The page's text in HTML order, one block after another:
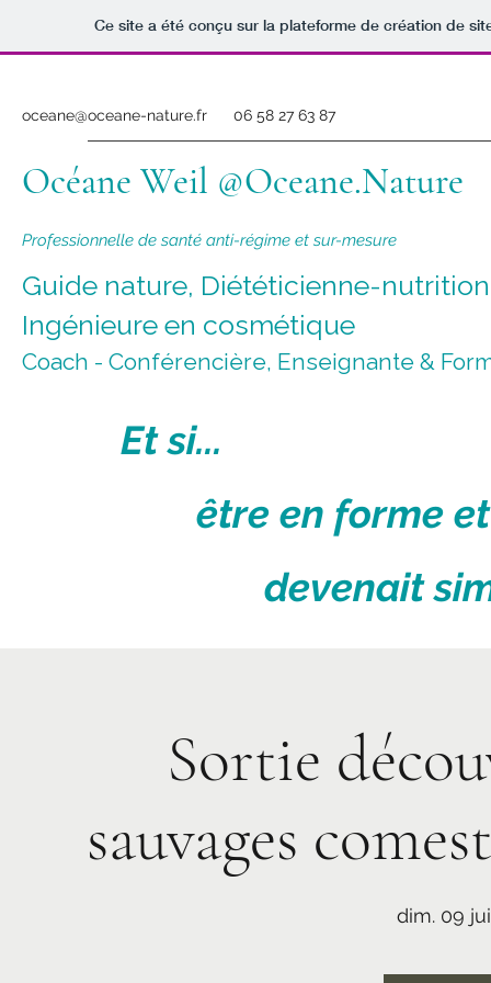
Ce site a été conçu sur la plateforme de création de
oceane@oceane-nature.fr 06 58 27 63 87
Océane Weil @Oceane.Nature
Professionnelle de santé anti-régime et sur-mesure
Guide nature, Diététicienne-
Ingénieure en cosmétique
Coach - Conférencière, Enseignante &
Et si...
être en forme
devenait
Sortie
sauvages
dim. 09